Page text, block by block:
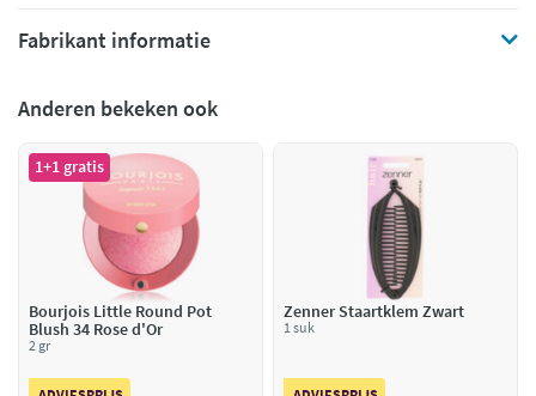
Fabrikant informatie
Anderen bekeken ook
1+1 gratis
Bourjois Little Round Pot
Blush 34 Rose d'Or
2 gr
Zenner Staartklem Zwart
1 suk